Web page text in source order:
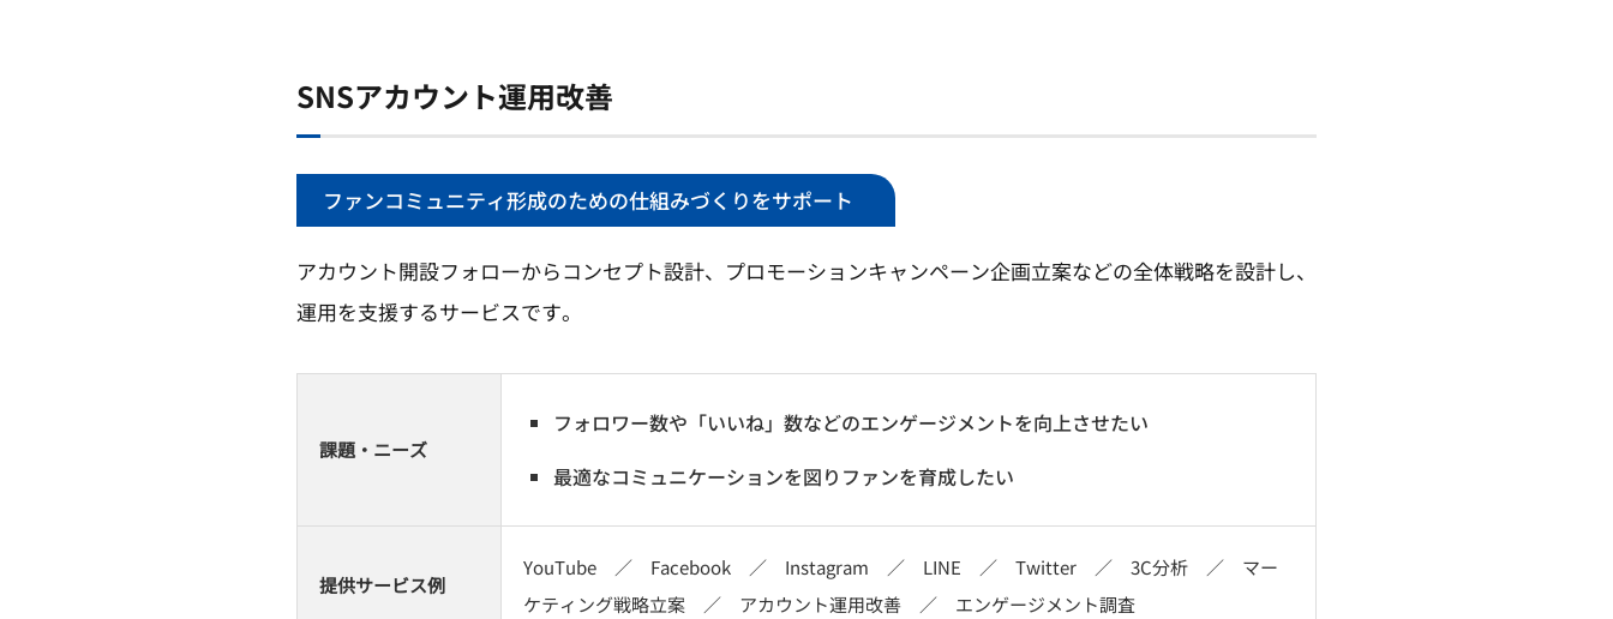
SNSアカウント運用改善
ファンコミュニティ形成のための仕組みづくりをサポート
アカウント開設フォローからコンセプト設計、プロモーションキャンペーン企画立案などの全体戦略を設計し、
運用を支援するサービスです。
課題・ニーズ
フォロワー数や「いいね」数などのエンゲージメントを向上させたい
最適なコミュニケーションを図りファンを育成したい
提供サービス例
YouTube ／ Facebook ／ Instagram ／ LINE ／ Twitter ／ 3C分析 ／ マー
ケティング戦略立案 ／ アカウント運用改善 ／ エンゲージメント調査